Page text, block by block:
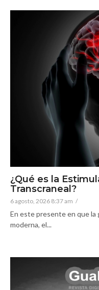
¿Qué es la
Transcraneal?
6 agosto, 2026 8:37 am /
En este presente en que
moderna, el...